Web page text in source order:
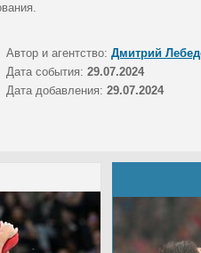
Автор и агентство: Дмитрий
Дата события: 29.07.2024
Дата добавления: 29.07.2024